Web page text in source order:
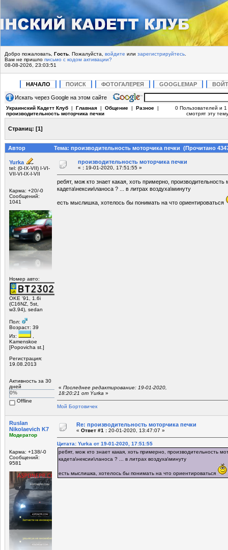
Добро пожаловать, Гость . Пожалуйста, войдите или зарегистрируйтесь
Вам не пришло письмо с кодом активации?
08-08-2026, 23:03:51
НАЧАЛО ПОИСК ФОТОГАЛЕРЕЯ GOOGLEMAP
Искать через Google на этом сайте
Украинский Кадетт Клуб | Главная | Общение | Разное |
производительность моторчика печки
0 Пользователей и 1
смотрят эту
Страниц: [1]
Автор Тема: производительность моторчика печки (Прочитано
Yurka
tel: (0-IX-VII) I-VI-
VII-VI-IX-I-VII
Карма: +20/-0
Сообщений:
1041
Номер авто:
OKE '91, 1.6i
(C16NZ, 5st,
w3.94), sedan
Пол:
Возраст: 39
Из:
,
Kamenskoe
[Popovicha st.]
Регистрация:
19.08.2013
Активность за 30
дней
0%
Offline
производительность моторчика печки
« : 19-01-2020, 17:51:55 »
ребят, мож кто знает какая, хоть примерно, производительность
кадета\нексии\ланоса ? ... в литрах воздуха\минуту
есть мыслишка, хотелось бы понимать на что ориентироваться
« Последнее редактирование: 19-01-2020,
18:20:21 от Yurka »
Мой Бортовичек
Ruslan
Nikolaevich K7
Модератор
Карма: +138/-0
Сообщений:
9581
Re: производительность моторчика печки
« Ответ #1 : 20-01-2020, 13:47:07 »
Цитата: Yurka от 19-01-2020, 17:51:55
ребят, мож кто знает какая, хоть примерно, производительность
кадета\нексии\ланоса ? ... в литрах воздуха\минуту
есть мыслишка, хотелось бы понимать на что ориентироваться